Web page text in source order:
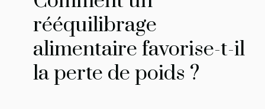
rééquilibrage
alimentaire favorise-t-il
la perte de poids ?